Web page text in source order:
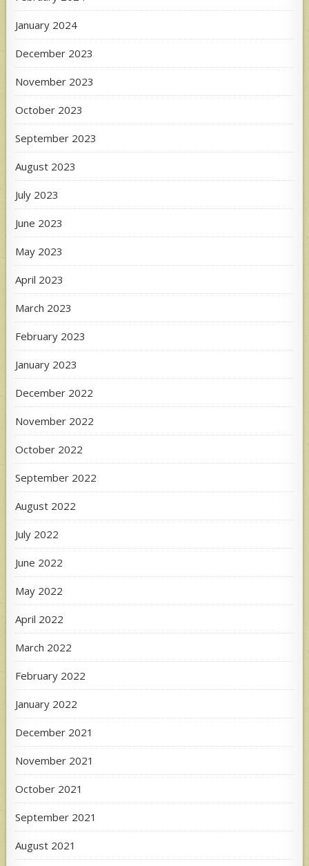
January 2024
December 2023
November 2023
October 2023
September 2023
August 2023
July 2023
June 2023
May 2023
April 2023
March 2023
February 2023
January 2023
December 2022
November 2022
October 2022
September 2022
August 2022
July 2022
June 2022
May 2022
April 2022
March 2022
February 2022
January 2022
December 2021
November 2021
October 2021
September 2021
August 2021